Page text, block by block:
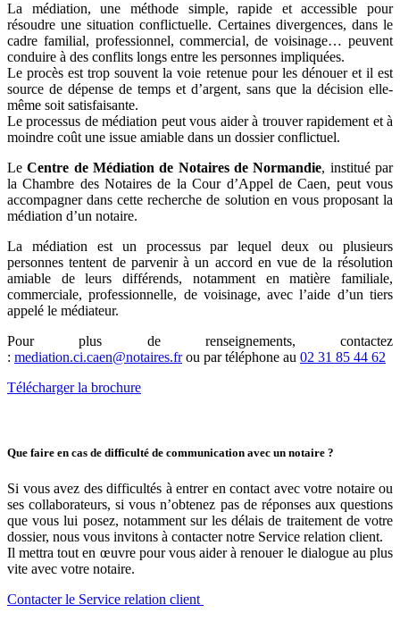
La médiation, une méthode simple, rapide et accessible pour
résoudre une situation conflictuelle. Certaines divergences, dans le
cadre familial, professionnel, commercial, de voisinage… peuvent
conduire à des conflits longs entre les personnes impliquées.
Le procès est trop souvent la voie retenue pour les dénouer et il est
source de dépense de temps et d’argent, sans que la décision elle-
même soit satisfaisante.
Le processus de médiation peut vous aider à trouver rapidement et à
moindre coût une issue amiable dans un dossier conflictuel.
LeCentre de Médiation de Notaires de Normandie, institué par
la Chambre des Notaires de la Cour d’Appel de Caen, peut vous
accompagner dans cette recherche de solution en vous proposant la
médiation d’un notaire.
La médiation est un processus par lequel deux ou plusieurs
personnes tentent de parvenir à un accord en vue de la résolution
amiable de leurs différends, notamment en matière familiale,
commerciale, professionnelle, de voisinage, avec l’aide d’un tiers
appelé le médiateur.
Pour plus de renseignements, contactez
: mediation.ci.caen@notaires.frou par téléphone au 02 31 85 44 62
Télécharger la brochure
Que faire en cas de difficulté de communication avec un notaire ?
Si vous avez des difficultés à entrer en contact avec votre notaire ou
ses collaborateurs, si vous n’obtenez pas de réponses aux questions
que vous lui posez, notamment sur les délais de traitement de votre
dossier, nous vous invitons à contacter notre Service relation client.
Il mettra tout en œuvre pour vous aider à renouer le dialogue au plus
vite avec votre notaire.
Contacter le Service relation client